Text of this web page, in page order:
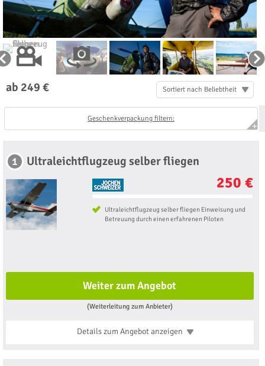
ab 249 € Sortiert nach Beliebtheit
Geschenkverpackung filtern:
1 Ultraleichtflugzeug selber fliegen
250 €
Ultraleichtflugzeug selber fliegen Einweisung und
Betreuung durch einen erfahrenen Piloten
Weiter zum Angebot
(Weiterleitung zum Anbieter)
Details zum Angebotanzeigen